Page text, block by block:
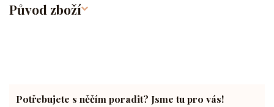
Původ zboží
Potřebujete s něčím poradit? Jsme tu pro vás!